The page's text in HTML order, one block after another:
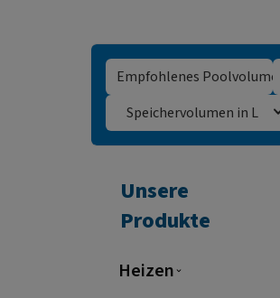
Empfohlenes Poolvolumen
Speichervolumen in L
Unsere
Produkte
Heizen